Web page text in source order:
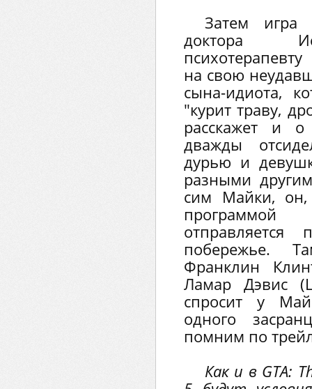
Затем игра
доктора
на свою
сына-идиота,
"курит траву,
расскажет и
дважды
дурью и
разными
сим Майки, он,
программой
побережье.
Франклин
Ламар Дэвис
спросит у
одного
помним по
Как и в GTA: